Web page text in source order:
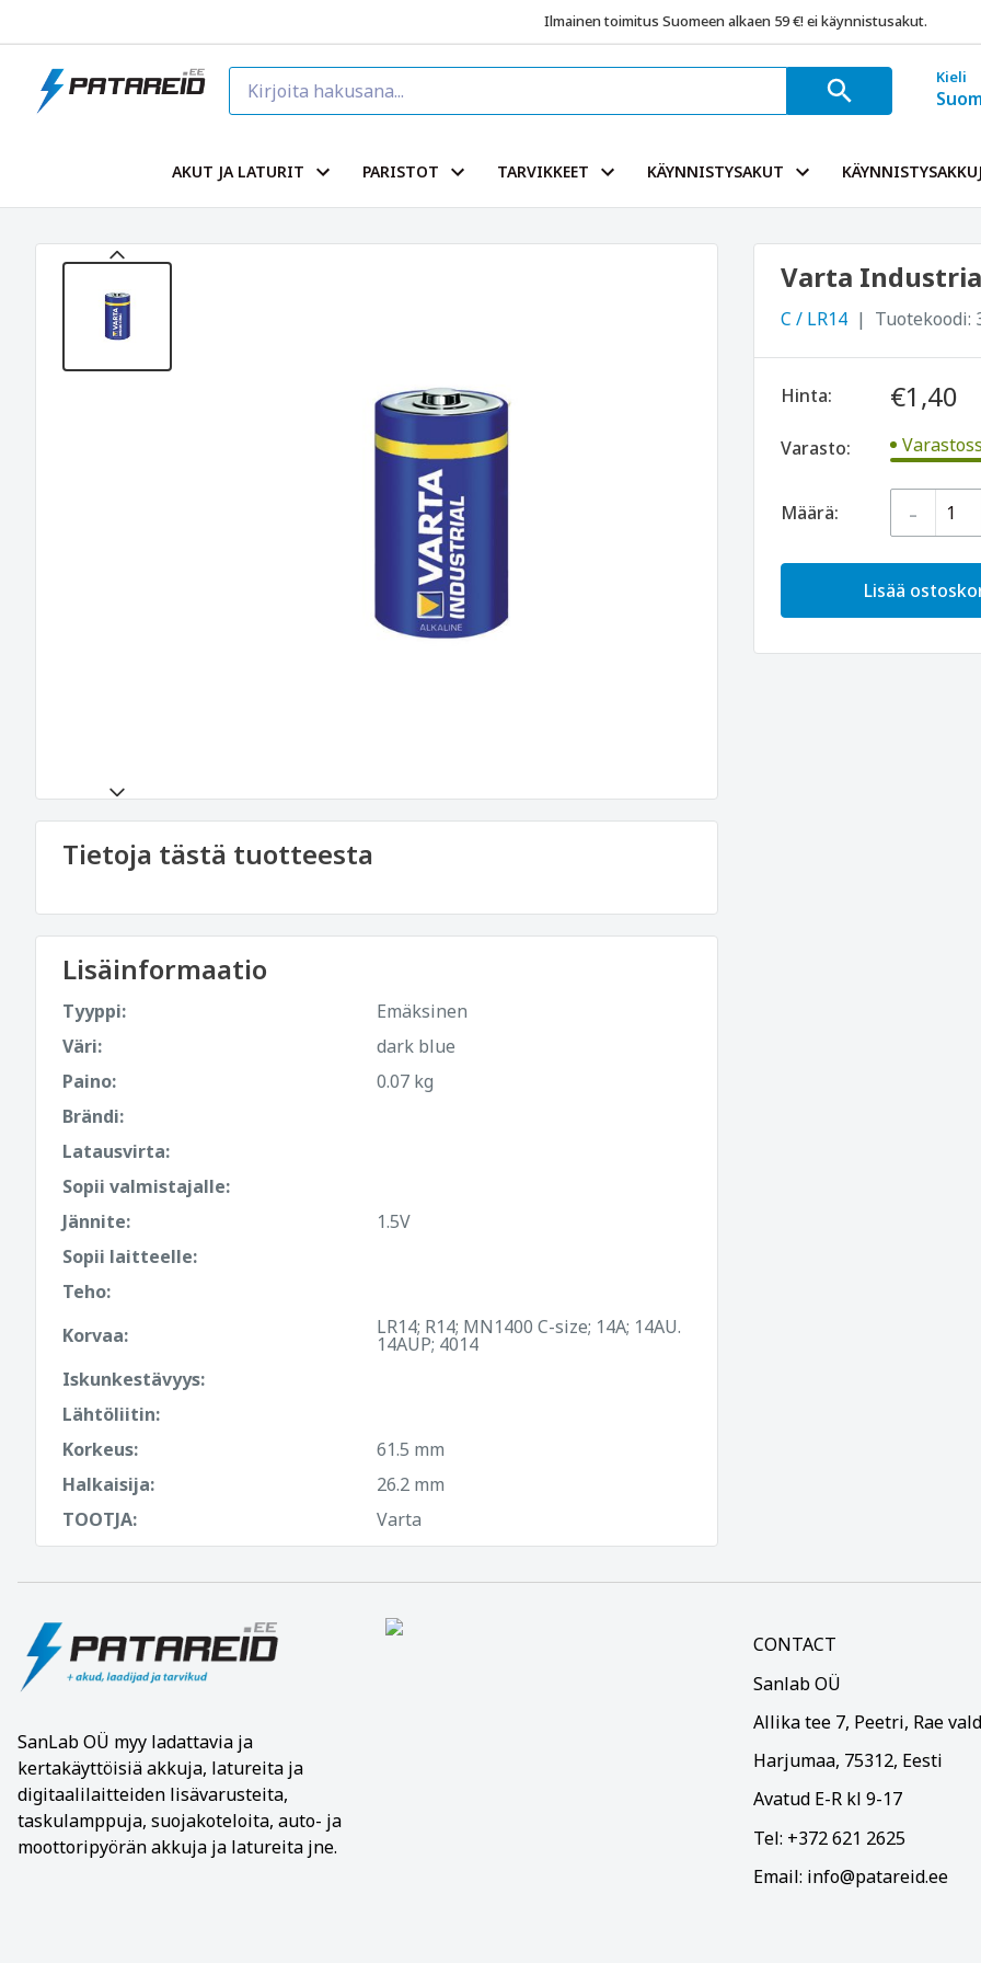
Ilmainen toimitus Suomeen alkaen 59 €! ei käynnistusakut.
Kieli
AKUT JA LATURIT PARISTOT TARVIKKEET KÄYNNISTYSAKUT
Varta
C / LR14 Tuotekoodi:
Hinta: €1,40
Varasto:
Määrä: -
Lisää
Tietoja tästä tuotteesta
Lisäinformaatio
Tyyppi:
Emäksinen
Väri:
dark blue
Paino:
0.07 kg
Brändi:
Latausvirta:
Sopii valmistajalle:
Jännite:
1.5V
Sopii laitteelle:
Teho:
Korvaa:
LR14; R14; MN1400 C-size; 14A; 14AU.
14AUP; 4014
Iskunkestävyys:
Lähtöliitin:
Korkeus:
61.5 mm
Halkaisija:
26.2 mm
TOOTJA:
Varta
SanLab OÜ myy ladattavia ja
kertakäyttöisiä akkuja, latureita ja
digitaalilaitteiden lisävarusteita,
taskulamppuja, suojakoteloita, auto- ja
moottoripyörän akkuja ja latureita jne.
CONTACT
Sanlab OÜ
Allika tee 7, Peetri, Rae vald
Harjumaa, 75312, Eesti
Avatud E-R kl 9-17
Tel: +372 621 2625
Email: info@patareid.ee